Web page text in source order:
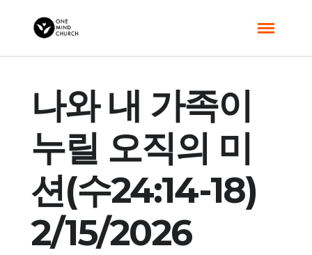
나와 내 가족이
누릴 오직의 미
션(수24:14-18)
2/15/2026